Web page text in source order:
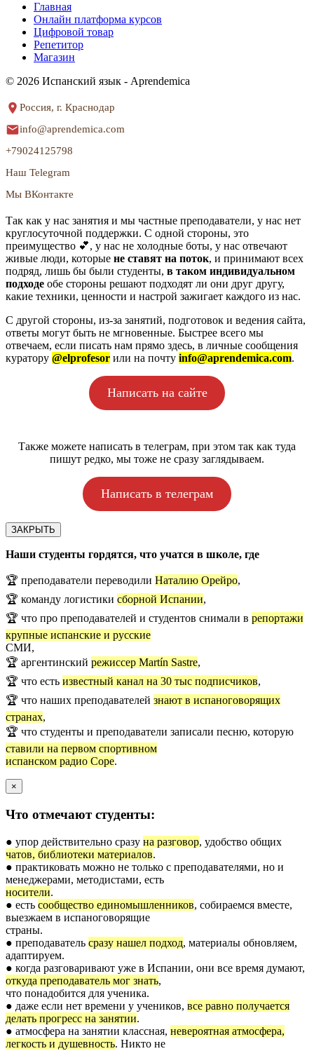
Главная
Онлайн платформа курсов
Цифровой товар
Репетитор
Магазин
© 2026 Испанский язык - Aprendemica
Россия, г. Краснодар
info@aprendemica.com
+79024125798
Наш Telegram
Мы ВКонтакте
Так как у нас занятия и мы частные преподаватели, у нас нет
круглосуточной поддержки. С одной стороны, это
преимущество 💕, у нас не холодные боты, у нас отвечают
живые люди, которые не ставят на поток, и принимают всех
подряд, лишь бы были студенты, в таком индивидуальном
подходе обе стороны решают подходят ли они друг другу,
какие техники, ценности и настрой зажигает каждого из нас.
С другой стороны, из-за занятий, подготовок и ведения сайта,
ответы могут быть не мгновенные. Быстрее всего мы
отвечаем, если писать нам прямо здесь, в личные сообщения
куратору @elprofesor или на почту info@aprendemica.com.
Написать на сайте
Также можете написать в телеграм, при этом так как туда
пишут редко, мы тоже не сразу заглядываем.
Написать в телеграм
ЗАКРЫТЬ
Наши студенты гордятся, что учатся в школе, где
🏆 преподаватели переводили Наталию Орейро,
🏆 команду логистики сборной Испании,
🏆 что про преподавателей и студентов снимали в репортажи
крупные испанские и русские
СМИ,
🏆 аргентинский режиссер Martín Sastre,
🏆 что есть известный канал на 30 тыс подписчиков,
🏆 что наших преподавателей знают в испаноговорящих
странах,
🏆 что студенты и преподаватели записали песню, которую
ставили на первом спортивном
испанском радио Cope.
×
Что отмечают студенты:
● упор действительно сразу на разговор, удобство общих
чатов, библиотеки материалов.
● практиковать можно не только с преподавателями, но и
менеджерами, методистами, есть
носители.
● есть сообщество единомышленников, собираемся вместе,
выезжаем в испаноговорящие
страны.
● преподаватель сразу нашел подход, материалы обновляем,
адаптируем.
● когда разговаривают уже в Испании, они все время думают,
откуда преподаватель мог знать,
что понадобится для ученика.
● даже если нет времени у учеников, все равно получается
делать прогресс на занятии.
● атмосфера на занятии классная, невероятная атмосфера,
легкость и душевность. Никто не